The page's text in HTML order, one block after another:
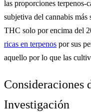
las proporciones terpenos-
subjetiva del cannabis
THC solo por encima del
ricas en terpenos por sus
aquello por lo que las
Consideraciones
Investigación